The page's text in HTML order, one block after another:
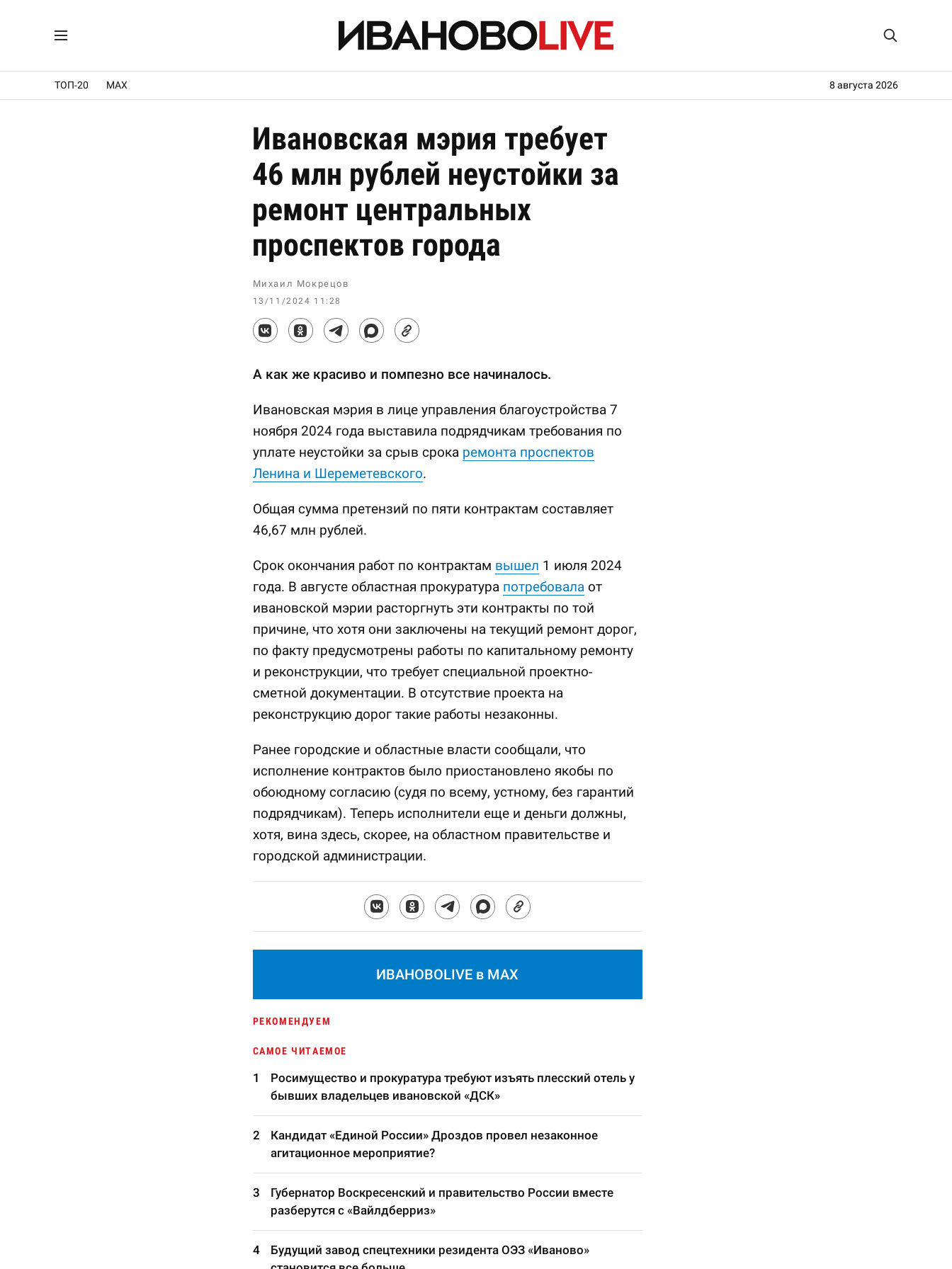
ТОП-20 MAX 8 августа 2026
Ивановская мэрия требует
46 млн рублей неустойки за
ремонт центральных
проспектов города
Михаил Мокрецов
13/11/2024 11:28
А как же красиво и помпезно все начиналось.
Ивановская мэрия в лице управления благоустройства 7
ноября 2024 года выставила подрядчикам требования по
уплате неустойки за срыв срока ремонта проспектов
Ленина и Шереметевского.
Общая сумма претензий по пяти контрактам составляет
46,67 млн рублей.
Срок окончания работ по контрактам вышел 1 июля 2024
года. В августе областная прокуратура потребовалаот
ивановской мэрии расторгнуть эти контракты по той
причине, что хотя они заключены на текущий ремонт дорог,
по факту предусмотрены работы по капитальному ремонту
и реконструкции, что требует специальной проектно-
сметной документации. В отсутствие проекта на
реконструкцию дорог такие работы незаконны.
Ранее городские и областные власти сообщали, что
исполнение контрактов было приостановлено якобы по
обоюдному согласию (судя по всему, устному, без гарантий
подрядчикам). Теперь исполнители еще и деньги должны,
хотя, вина здесь, скорее, на областном правительстве и
городской администрации.
ИВАНОВОLIVE в MAX
РЕКОМЕНДУЕМ
САМОЕ ЧИТАЕМОЕ
Росимущество и прокуратура требуют изъять плесский отель у
бывших владельцев ивановской «ДСК»
Кандидат «Единой России» Дроздов провел незаконное
агитационное мероприятие?
Губернатор Воскресенский и правительство России вместе
разберутся с «Вайлдберриз»
Будущий завод спецтехники резидента ОЭЗ «Иваново»